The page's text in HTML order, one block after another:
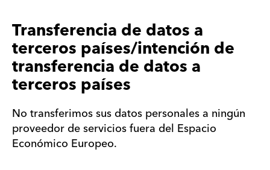
Transferencia de datos a
terceros países/intención de
transferencia de datos a
terceros países
No transferimos sus datos personales a ningún
proveedor de servicios fuera del Espacio
Económico Europeo.